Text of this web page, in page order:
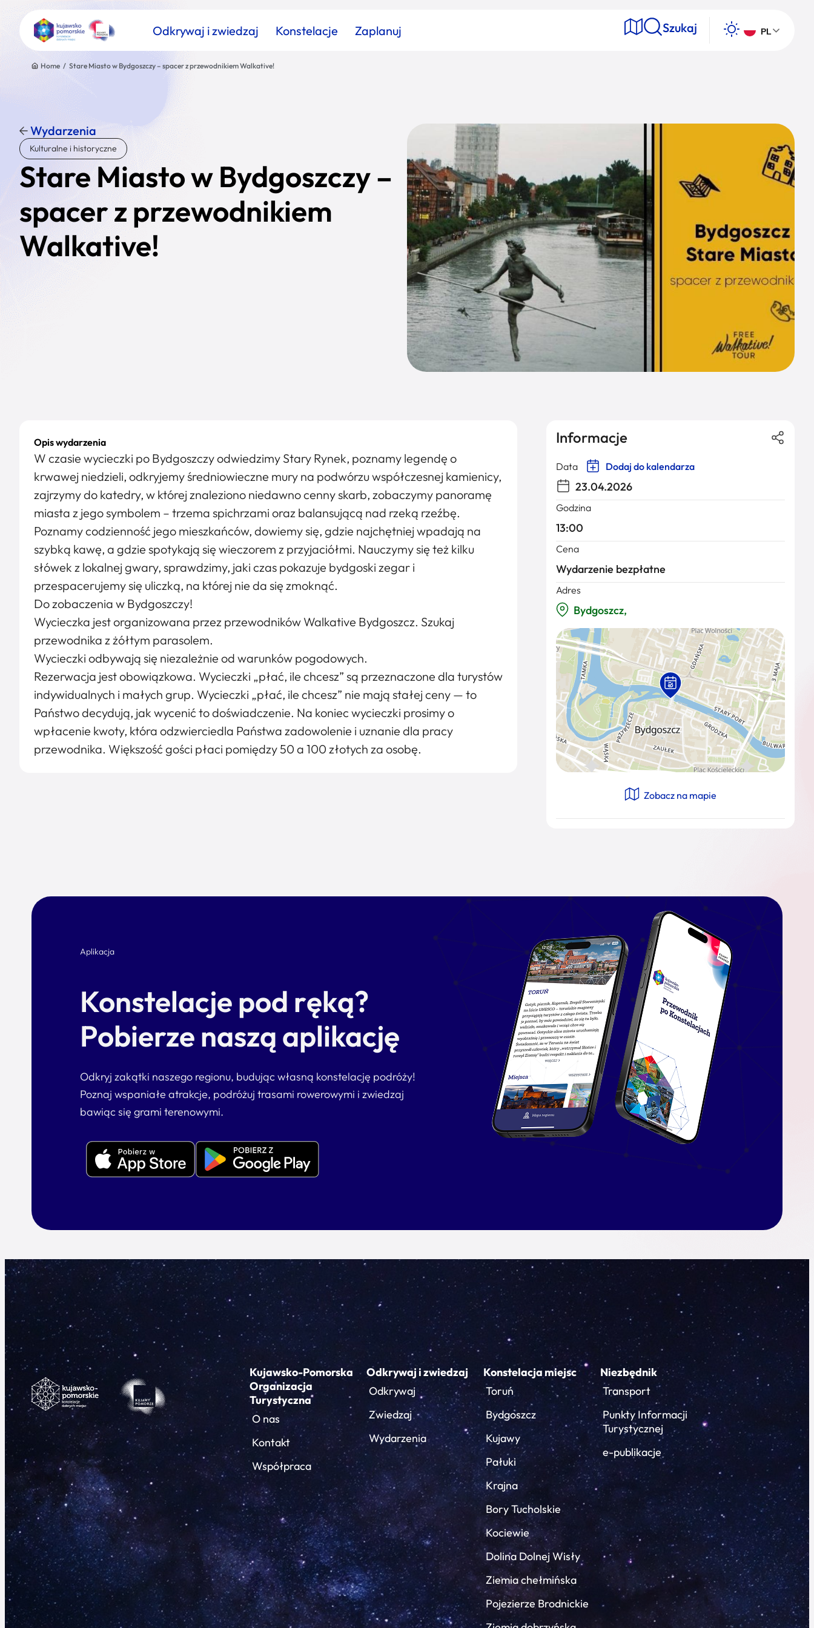
Odkrywaj i zwiedzaj Konstelacje Zaplanuj Szukaj PL
Znajdź atrakcję
Nazwa atrakcji Kategoria Wyszukaj
Home / Stare Miasto w Bydgoszczy – spacer z przewodnikiem Walkative!
Wydarzenia
Kulturalne i historyczne
Stare Miasto w Bydgoszczy –
spacer z przewodnikiem
Walkative!
Opis wydarzenia
W czasie wycieczki po Bydgoszczy odwiedzimy Stary Rynek, poznamy legendę o
krwawej niedzieli, odkryjemy średniowieczne mury na podwórzu współczesnej kamienicy,
zajrzymy do katedry, w której znaleziono niedawno cenny skarb, zobaczymy panoramę
miasta z jego symbolem – trzema spichrzami oraz balansującą nad rzeką rzeźbę.
Poznamy codzienność jego mieszkańców, dowiemy się, gdzie najchętniej wpadają na
szybką kawę, a gdzie spotykają się wieczorem z przyjaciółmi. Nauczymy się też kilku
słówek z lokalnej gwary, sprawdzimy, jaki czas pokazuje bydgoski zegar i
przespacerujemy się uliczką, na której nie da się zmoknąć.
Do zobaczenia w Bydgoszczy!
Wycieczka jest organizowana przez przewodników Walkative Bydgoszcz. Szukaj
przewodnika z żółtym parasolem.
Wycieczki odbywają się niezależnie od warunków pogodowych.
Rezerwacja jest obowiązkowa. Wycieczki „płać, ile chcesz” są przeznaczone dla turystów
indywidualnych i małych grup. Wycieczki „płać, ile chcesz” nie mają stałej ceny — to
Państwo decydują, jak wycenić to doświadczenie. Na koniec wycieczki prosimy o
wpłacenie kwoty, która odzwierciedla Państwa zadowolenie i uznanie dla pracy
przewodnika. Większość gości płaci pomiędzy 50 a 100 złotych za osobę.
Informacje
Data Dodaj do kalendarza
23.04.2026
Godzina
13:00
Cena
Wydarzenie bezpłatne
Adres
Bydgoszcz,
Zobacz na mapie
Aplikacja
Konstelacje pod ręką?
Pobierze naszą aplikację
Odkryj zakątki naszego regionu, budując własną konstelację podróży!
Poznaj wspaniałe atrakcje, podróżuj trasami rowerowymi i zwiedzaj
bawiąc się grami terenowymi.
Kujawsko-Pomorska
Organizacja
Turystyczna
O nas
Kontakt
Współpraca
Odkrywaj i zwiedzaj
Odkrywaj
Zwiedzaj
Wydarzenia
Konstelacja miejsc
Toruń
Bydgoszcz
Kujawy
Pałuki
Krajna
Bory Tucholskie
Kociewie
Dolina Dolnej Wisły
Ziemia chełmińska
Pojezierze Brodnickie
Niezbędnik
Transport
Punkty Informacji
Turystycznej
e-publikacje